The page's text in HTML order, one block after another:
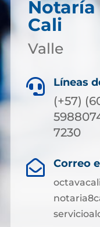
Notaría
Cali
Valle
 Líneas
(+57)
7230
 Correo